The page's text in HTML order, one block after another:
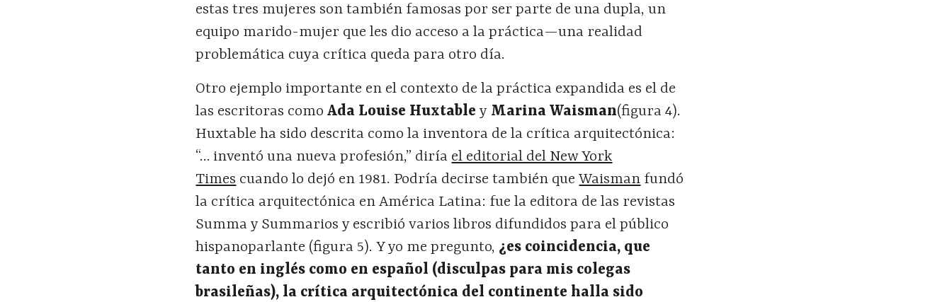
estas tres mujeres son también famosas por ser parte de una dupla, un
equipo marido-mujer que les dio acceso a la práctica—una realidad
problemática cuya crítica queda para otro día.
Otro ejemplo importante en el contexto de la práctica expandida es el de
las escritoras comoAda Louise Huxtabley Marina Waisman(figura 4).
Huxtable ha sido descrita como la inventora de la crítica arquitectónica:
“… inventó una nueva profesión,” diría el editorial del New York
Times cuando lo dejó en 1981. Podría decirse también queWaisman fundó
la crítica arquitectónica en América Latina: fue la editora de las revistas
Summa y Summarios y escribió varios libros difundidos para el público
hispanoparlante (figura 5). Y yo me pregunto, ¿es coincidencia, que
tanto en inglés como en español (disculpas para mis colegas
brasileñas), la crítica arquitectónica del continente halla sido